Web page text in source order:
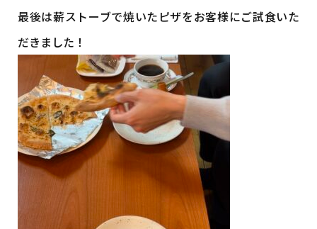
最後は薪ストーブで焼いたピザをお客様にご試食いた
だきました！